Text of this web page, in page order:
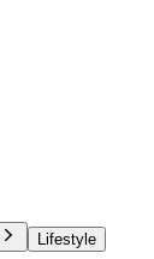
Lifestyle